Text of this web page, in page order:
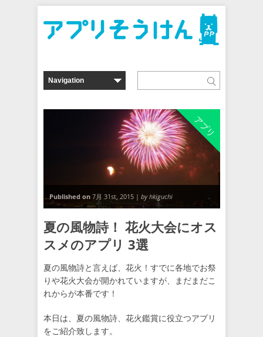
アプリ
Published on 7月 31st, 2015 | by hkiguchi
夏の風物詩！ 花火大会にオス
スメのアプリ 3選
夏の風物詩と言えば、花火！すでに各地でお祭
りや花火大会が開かれていますが、まだまだこ
れからが本番です！
本日は、夏の風物詩、花火鑑賞に役立つアプリ
をご紹介致します。